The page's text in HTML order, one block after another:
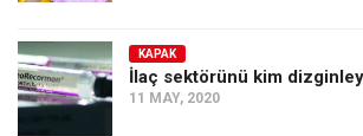
Düşünce
Dosyalar
KAPAK
İlaç sektörünü kim
11 MAY, 2020